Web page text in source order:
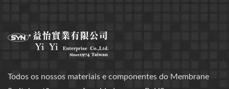
Todos os nossos materiais e componentes do Membrane